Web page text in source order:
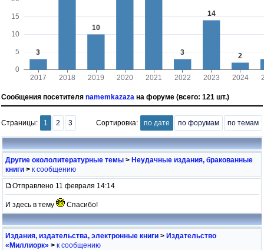
Сообщения посетителя namemkazaza на форуме (всего: 121 шт.)
Страницы: 1 2 3 Сортировка: по дате по форумам по темам
Другие окололитературные темы > Неудачные издания, бракованные
книги > к сообщению
Отправлено 11 февраля 14:14
И здесь в тему Спасибо!
Издания, издательства, электронные книги > Издательство
«Миллиорк» > к сообщению